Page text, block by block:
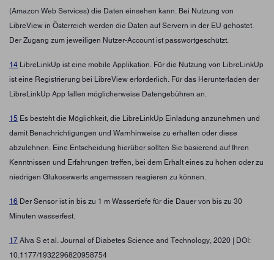
(Amazon Web Services) die Daten einsehen kann. Bei Nutzung von
LibreView in Österreich werden die Daten auf Servern in der EU gehostet.
Der Zugang zum jeweiligen Nutzer-Account ist passwortgeschützt.
14 LibreLinkUp ist eine mobile Applikation. Für die Nutzung von LibreLinkUp
ist eine Registrierung bei LibreView erforderlich. Für das Herunterladen der
LibreLinkUp App fallen möglicherweise Datengebühren an.
15 Es besteht die Möglichkeit, die LibreLinkUp Einladung anzunehmen und
damit Benachrichtigungen und Warnhinweise zu erhalten oder diese
abzulehnen. Eine Entscheidung hierüber sollten Sie basierend auf Ihren
Kenntnissen und Erfahrungen treffen, bei dem Erhalt eines zu hohen oder zu
niedrigen Glukosewerts angemessen reagieren zu können.
16 Der Sensor ist in bis zu 1 m Wassertiefe für die Dauer von bis zu 30
Minuten wasserfest.
17 Alva S et al. Journal of Diabetes Science and Technology, 2020 | DOI:
10.1177/1932296820958754